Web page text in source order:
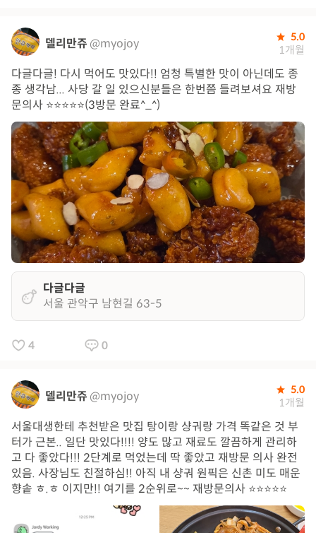
델리만쥬 @myojoy 5.0
1개월
다글다글! 다시 먹어도 맛있다!! 엄청 특별한 맛이 아닌데도 종
종 생각남... 사당 갈 일 있으신분들은 한번쯤 들려보셔요 재방
문의사 ⭐️⭐️⭐️⭐️⭐️(3방문 완료^_^)
다글다글
서울 관악구 남현길 63-5
4 0
델리만쥬 @myojoy 5.0
1개월
서울대생한테 추천받은 맛집 탕이랑 샹궈랑 가격 똑같은 것 부
터가 근본.. 일단 맛있다!!!! 양도 많고 재료도 깔끔하게 관리하
고 다 좋았다!!! 2단계로 먹었는데 딱 좋았고 재방문 의사 완전
있음. 사장님도 친절하심!! 아직 내 샹궈 원픽은 신촌 미도 매운
향솥 ㅎ.ㅎ 이지만!! 여기를 2순위로~~ 재방문의사 ⭐️⭐️⭐️⭐️⭐️